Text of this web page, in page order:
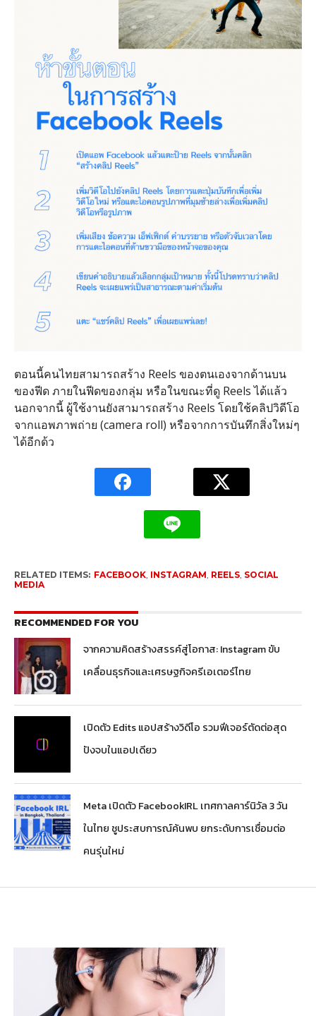
ตอนนี้คนไทยสามารถสร้าง Reels ของตนเองจากด้านบน
ของฟีด ภายในฟีดของกลุ่ม หรือในขณะที่ดู Reels ได้แล้ว
นอกจากนี้ ผู้ใช้งานยังสามารถสร้าง Reels โดยใช้คลิปวิดีโอ
จากแอพภาพถ่าย (camera roll) หรือจากการบันทึกสิ่งใหม่ๆ
ได้อีกด้ว
RELATED ITEMS: FACEBOOK, INSTAGRAM, REELS, SOCIAL
MEDIA
RECOMMENDED FOR YOU
จากความคิดสร้างสรรค์สู่โอกาส: Instagram ขับ
เคลื่อนธุรกิจและเศรษฐกิจครีเอเตอร์ไทย
เปิดตัว Edits แอปสร้างวิดีโอ รวมฟีเจอร์ตัดต่อสุด
ปังจบในแอปเดียว
Meta เปิดตัว FacebookIRL เทศกาลคาร์นิวัล 3 วัน
ในไทย ชูประสบการณ์ค้นพบ ยกระดับการเชื่อมต่อ
คนรุ่นใหม่